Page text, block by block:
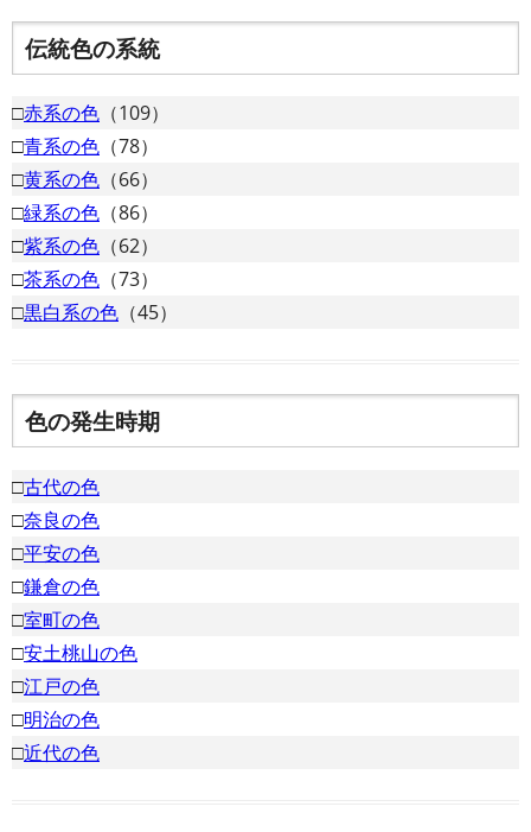
伝統色の系統
□赤系の色 （109）
□青系の色 （78）
□黄系の色 （66）
□緑系の色 （86）
□紫系の色 （62）
□茶系の色 （73）
□黒白系の色 （45）
色の発生時期
□古代の色
□奈良の色
□平安の色
□鎌倉の色
□室町の色
□安土桃山の色
□江戸の色
□明治の色
□近代の色